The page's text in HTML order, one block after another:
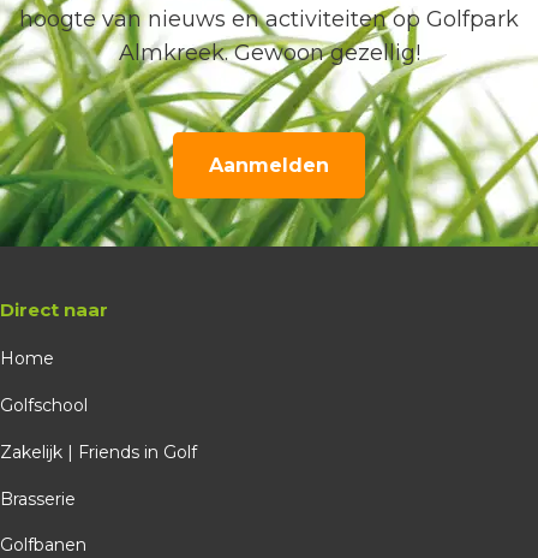
hoogte van nieuws en activiteiten op Golfpark
Almkreek. Gewoon gezellig!
Aanmelden
Direct naar
Home
Golfschool
Zakelijk | Friends in Golf
Brasserie
Golfbanen